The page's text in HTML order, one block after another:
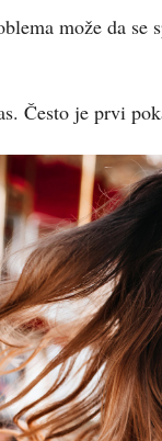
može da
Često je prvi